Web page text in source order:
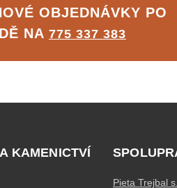
OBJEDNÁVKY PO
NA 775 337 383
KAMENICTVÍ
Pieta Trejbal